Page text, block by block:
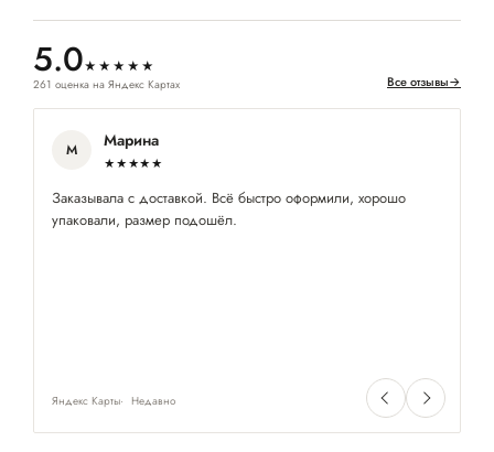
5.0★★★★★
261 оценка на Яндекс Картах Все отзывы→
М Марина
★★★★★
Заказывала с доставкой. Всё быстро оформили, хорошо
упаковали, размер подошёл.
Яндекс Карты Недавно